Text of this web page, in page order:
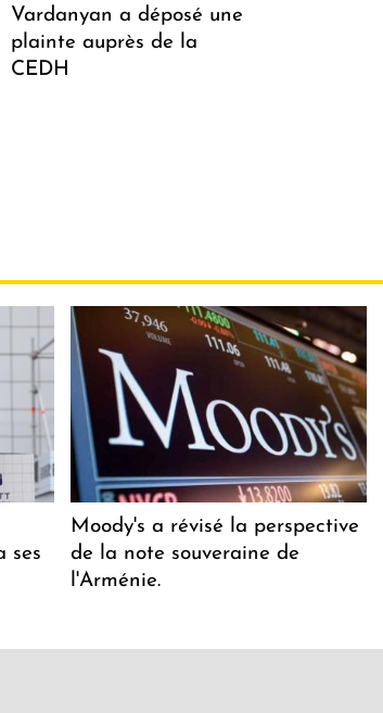
Vardanyan a déposé une
plainte auprès de la
CEDH
ses
Moody's a révisé la perspective
de la note souveraine de
l'Arménie.